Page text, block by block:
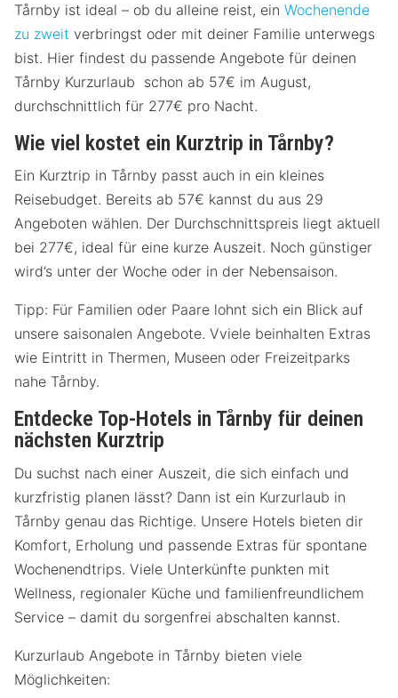
Tårnby ist ideal – ob du alleine reist, ein Wochenende
zu zweit verbringst oder mit deiner Familie unterwegs
bist. Hier findest du passende Angebote für deinen
Tårnby Kurzurlaub schon ab 57€ im August,
durchschnittlich für 277€ pro Nacht.
Wie viel kostet ein Kurztrip in Tårnby?
Ein Kurztrip in Tårnby passt auch in ein kleines
Reisebudget. Bereits ab 57€ kannst du aus 29
Angeboten wählen. Der Durchschnittspreis liegt aktuell
bei 277€, ideal für eine kurze Auszeit. Noch günstiger
wird’s unter der Woche oder in der Nebensaison.
Tipp: Für Familien oder Paare lohnt sich ein Blick auf
unsere saisonalen Angebote. Vviele beinhalten Extras
wie Eintritt in Thermen, Museen oder Freizeitparks
nahe Tårnby.
Entdecke Top-Hotels in Tårnby für deinen
nächsten Kurztrip
Du suchst nach einer Auszeit, die sich einfach und
kurzfristig planen lässt? Dann ist ein Kurzurlaub in
Tårnby genau das Richtige. Unsere Hotels bieten dir
Komfort, Erholung und passende Extras für spontane
Wochenendtrips. Viele Unterkünfte punkten mit
Wellness, regionaler Küche und familienfreundlichem
Service – damit du sorgenfrei abschalten kannst.
Kurzurlaub Angebote in Tårnby bieten viele
Möglichkeiten: